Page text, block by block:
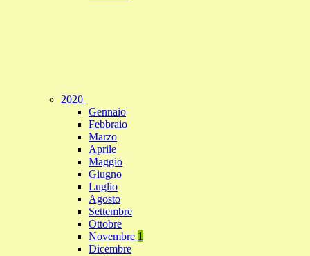
2020
Gennaio
Febbraio
Marzo
Aprile
Maggio
Giugno
Luglio
Agosto
Settembre
Ottobre
Novembre 1
Dicembre